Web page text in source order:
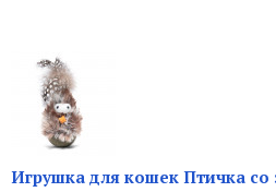
Игрушка для кошек Птичка со